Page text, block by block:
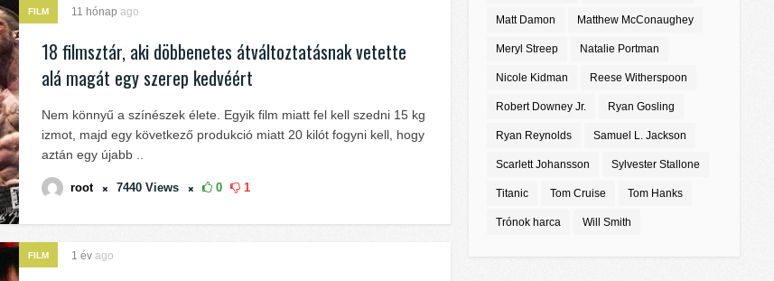
FILM 11 hónap ago
18 filmsztár, aki döbbenetes átváltoztatásnak vetette
alá magát egy szerep kedvéért
Nem könnyű a színészek élete. Egyik film miatt fel kell szedni 15 kg
izmot, majd egy következő produkció miatt 20 kilót fogyni kell, hogy
aztán egy újabb ..
root 7440 Views 0 1
FILM 1 év ago
Matt Damon Matthew McConaughey
Meryl Streep Natalie Portman
Nicole Kidman Reese Witherspoon
Robert Downey Jr. Ryan Gosling
Ryan Reynolds Samuel L. Jackson
Scarlett Johansson Sylvester Stallone
Titanic Tom Cruise Tom Hanks
Trónok harca Will Smith